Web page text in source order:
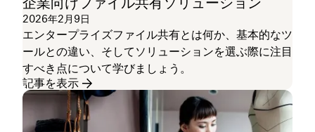
2026年2月9日
エンタープライズファイル共有とは何か、基本的なツ
ールとの違い、そしてソリューションを選ぶ際に注目
すべき点について学びましょう。
記事を表示